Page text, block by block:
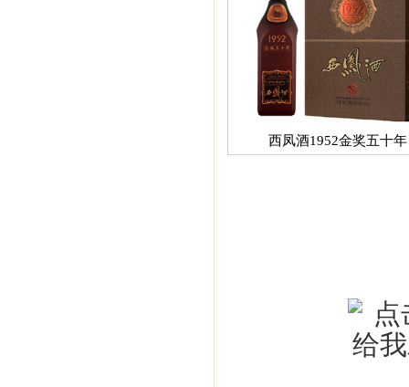
西凤酒1952金奖五十年